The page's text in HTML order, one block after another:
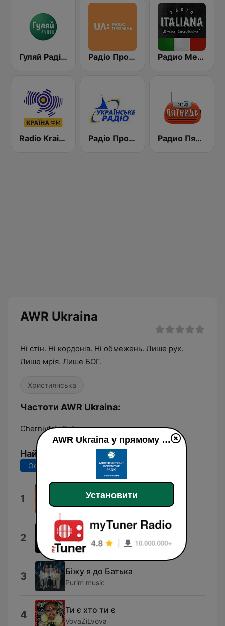
Гуляй Радіо (Guliay Radio) Радіо Промінь (Radio Promin) Радио Мелодия (Radio Melodia Italiano)
Radio Kraina Радіо Промінь УР2 UR-2 Радио Пятница (Pyatnica)
AWR Ukraina
Ні стін. Ні кордонів. Ні обмежень. Лише рух.
Лише мрія. Лише БОГ.
Християнська
Частоти AWR Ukraina:
Chernivtsi: Online
Найкращі пісні
Останні 7 днів Останні 30 днів
1 Сьогодні Для Завтра
Фліт
2 Такі як ми
GRAVLYX
3 Біжу я до Батька
Purim music
4 Ти є хто ти є
VovaZiLvova
AWR Ukraina у прямому ефір
Установити